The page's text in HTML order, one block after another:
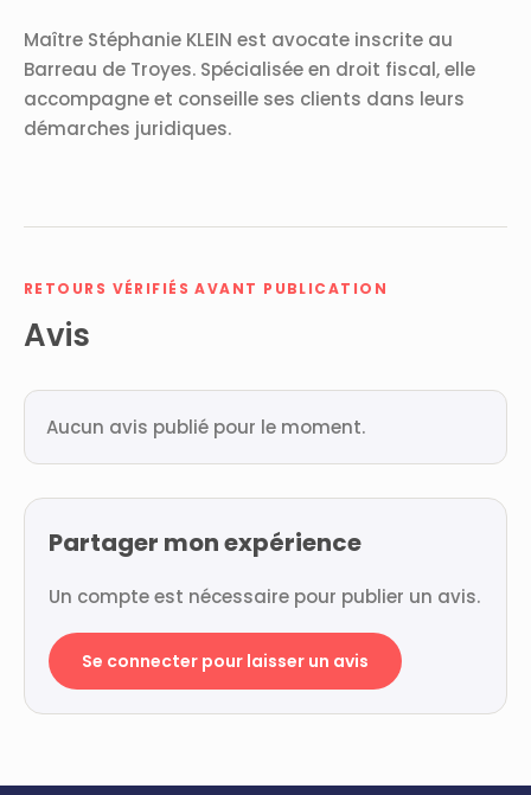
Maître Stéphanie KLEIN est avocate inscrite au
Barreau de Troyes. Spécialisée en droit fiscal, elle
accompagne et conseille ses clients dans leurs
démarches juridiques.
RETOURS VÉRIFIÉS AVANT PUBLICATION
Avis
Aucun avis publié pour le moment.
Partager mon expérience
Un compte est nécessaire pour publier un avis.
Se connecter pour laisser un avis